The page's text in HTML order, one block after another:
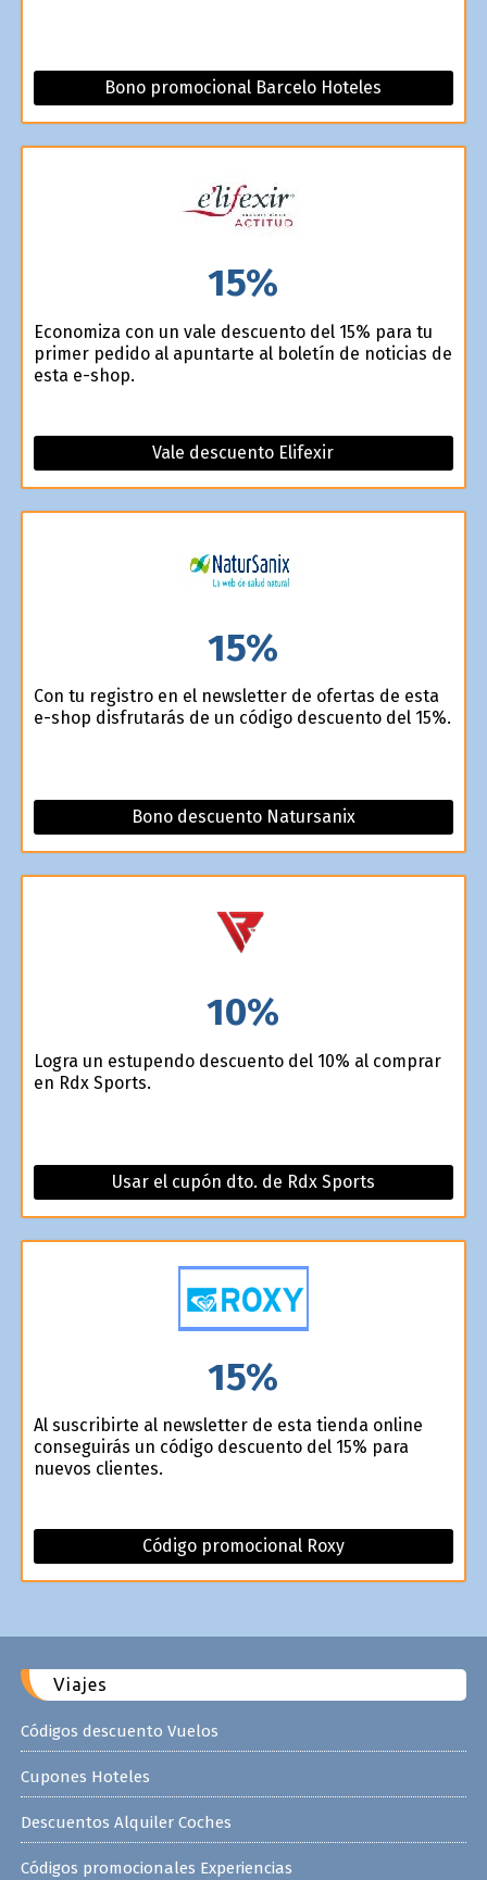
Bono promocional Barcelo Hoteles
15%
Economiza con un vale descuento del 15% para tu
primer pedido al apuntarte al boletín de noticias de
esta e-shop.
Vale descuento Elifexir
15%
Con tu registro en el newsletter de ofertas de esta
e-shop disfrutarás de un código descuento del 15%.
Bono descuento Natursanix
10%
Logra un estupendo descuento del 10% al comprar
en Rdx Sports.
Usar el cupón dto. de Rdx Sports
15%
Al suscribirte al newsletter de esta tienda online
conseguirás un código descuento del 15% para
nuevos clientes.
Código promocional Roxy
Viajes
Códigos descuento Vuelos
Cupones Hoteles
Descuentos Alquiler Coches
Códigos promocionales Experiencias